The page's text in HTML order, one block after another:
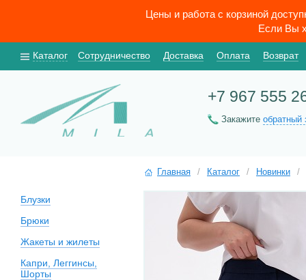
Цены и работа с корзиной
Если Вы
Каталог Сотрудничество Доставка Оплата Возврат
+7 967 555
Закажите обратный
Блузки
Брюки
Жакеты и жилеты
Капри, Леггинсы,
Шорты
Главная / Каталог / Новинки /